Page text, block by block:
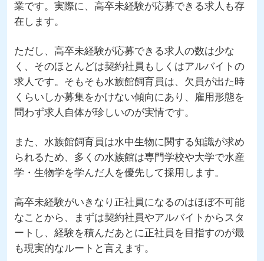
業です。実際に、高卒未経験が応募できる求人も存
在します。
ただし、高卒未経験が応募できる求人の数は少な
く、そのほとんどは契約社員もしくはアルバイトの
求人です。そもそも水族館飼育員は、欠員が出た時
くらいしか募集をかけない傾向にあり、雇用形態を
問わず求人自体が珍しいのが実情です。
また、水族館飼育員は水中生物に関する知識が求め
られるため、多くの水族館は専門学校や大学で水産
学・生物学を学んだ人を優先して採用します。
高卒未経験がいきなり正社員になるのはほぼ不可能
なことから、まずは契約社員やアルバイトからスタ
ートし、経験を積んだあとに正社員を目指すのが最
も現実的なルートと言えます。